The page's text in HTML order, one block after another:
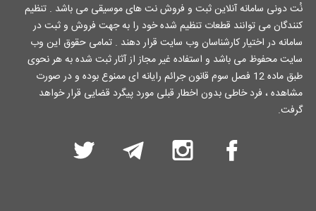
نُت دونی سامانه آنلاین ثبت و فروش نت های موسیقی می باشد . تنظیم
کنندگان می توانند قطعات تنظیم شده خود را به جهت فروش و ثبت در
سامانه در اختیار کارشناسان وب سایت قرار دهند . تمامی حقوق این وب
سایت محفوظ می باشد و استفاده غیر مجاز از آثار ثبت شده به هر نحوی
طبق ماده 12 فصل سوم قانون جرائم رایانه ای ممنوع بوده و در صورت
مشاهده ، فرد خاطی بدون اخطار قبلی مورد پیگرد قضایی قرار خواهد
گرفت.